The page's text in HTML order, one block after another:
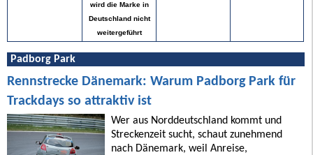
wird die Marke in
Deutschland nicht
weitergeführt
Padborg Park
Rennstrecke Dänemark: Warum Padborg Park für
Trackdays so attraktiv ist
Wer aus Norddeutschland kommt und
Streckenzeit sucht, schaut zunehmend
nach Dänemark, weil Anreise,